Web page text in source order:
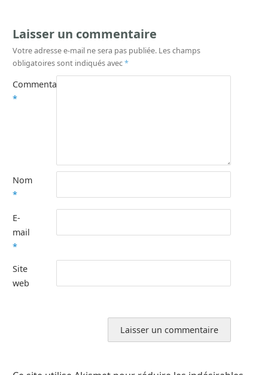
Laisser un commentaire
Votre adresse e-mail ne sera pas publiée. Les champs
obligatoires sont indiqués avec*
Commentaire
*
Nom
*
E-
mail
*
Site
web